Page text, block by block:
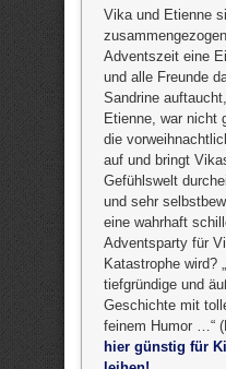
Vika und Etienne
Adventszeit eine
und alle Freunde
Sandrine
Etienne, war nicht
die
auf und bringt
Gefühlswelt
und sehr
eine wahrhaft
Adventsparty für
Katastrophe wird?
tiefgründige und
Geschichte mit
feinem Humor …“
hier günstig für